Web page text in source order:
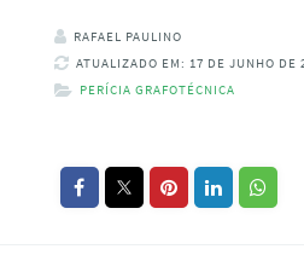
RAFAEL PAULINO
ATUALIZADO EM: 17 DE JUNHO DE
PERÍCIA GRAFOTÉCNICA